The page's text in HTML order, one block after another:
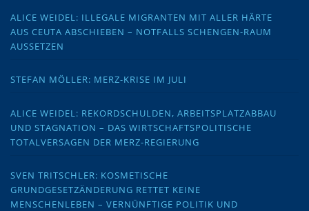
ALICE WEIDEL: ILLEGALE MIGRANTEN MIT ALLER HÄRTE
AUS CEUTA ABSCHIEBEN – NOTFALLS SCHENGEN-RAUM
AUSSETZEN
STEFAN MÖLLER: MERZ-KRISE IM JULI
ALICE WEIDEL: REKORDSCHULDEN, ARBEITSPLATZABBAU
UND STAGNATION – DAS WIRTSCHAFTSPOLITISCHE
TOTALVERSAGEN DER MERZ-REGIERUNG
SVEN TRITSCHLER: KOSMETISCHE
GRUNDGESETZÄNDERUNG RETTET KEINE
MENSCHENLEBEN – VERNÜNFTIGE POLITIK UND